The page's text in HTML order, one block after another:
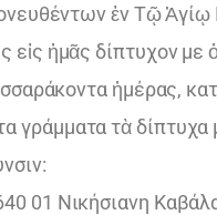
ἐν Τῷ
ἡμᾶς δίπτυχον
ἡμέρας,
τὰ δίπτυχα
01 Νικήσιανη